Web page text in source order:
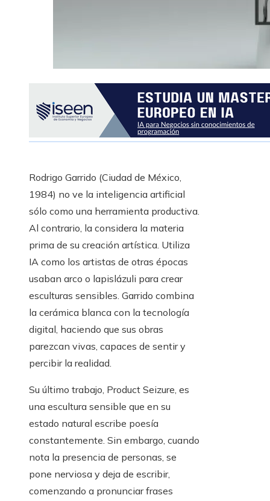
Rodrigo Garrido (Ciudad de México,
1984) no ve la inteligencia artificial
sólo como una herramienta productiva.
Al contrario, la considera la materia
prima de su creación artística. Utiliza
IA como los artistas de otras épocas
usaban arco o lapislázuli para crear
esculturas sensibles. Garrido combina
la cerámica blanca con la tecnología
digital, haciendo que sus obras
parezcan vivas, capaces de sentir y
percibir la realidad.
Su último trabajo, Product Seizure, es
una escultura sensible que en su
estado natural escribe poesía
constantemente. Sin embargo, cuando
nota la presencia de personas, se
pone nerviosa y deja de escribir,
comenzando a pronunciar frases